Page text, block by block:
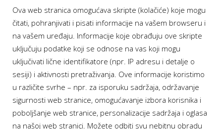
Moj BH Telecom
Dostupnost usluga
Moja webTV
Aukcije BH Telecom
Program lojalnosti
Bonus plus
Ova web stranica omogućava skripte (kolačiće) koje mogu
čitati, pohranjivati i pisati informacije na vašem browseru i
na vašem uređaju. Informacije koje obrađuju ove skripte
uključuju podatke koji se odnose na vas koji mogu
uključivati lične identifikatore (npr. IP adresu i detalje o
sesiji) i aktivnosti pretraživanja. Ove informacije koristimo
u različite svrhe – npr. za isporuku sadržaja, održavanje
sigurnosti web stranice, omogućavanje izbora korisnika i
poboljšanje web stranice, personalizacije sadržaja i oglasa
na našoj web stranici. Možete odbiti svu nebitnu obradu